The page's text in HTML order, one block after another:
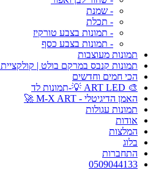
- שמנת
- תכלת
- תמונות בצבע טורקיז
- תמונות בצבע כסף
תמונות מעוצבות
תמונות קנבס במרקם בולט | קולקציית Art Touch
הכי חמים וחדשים
🎨 ART LED 💡-תמונות לד
האמן הדיגיטלי - M-X ART 🚀
תמונות עגולות
אודות
המלצות
בלוג
התחברות
0509044133